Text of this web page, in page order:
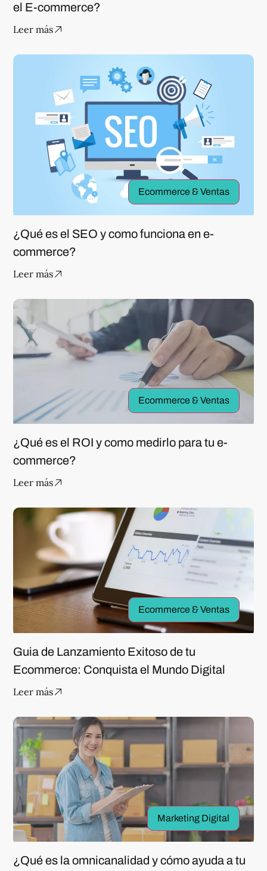
el E-commerce?
Leer más
Ecommerce & Ventas
¿Qué es el SEO y como funciona en e-
commerce?
Leer más
Ecommerce & Ventas
¿Qué es el ROI y como medirlo para tu e-
commerce?
Leer más
Ecommerce & Ventas
Guia de Lanzamiento Exitoso de tu
Ecommerce: Conquista el Mundo Digital
Leer más
Marketing Digital
¿Qué es la omnicanalidad y cómo ayuda a tu